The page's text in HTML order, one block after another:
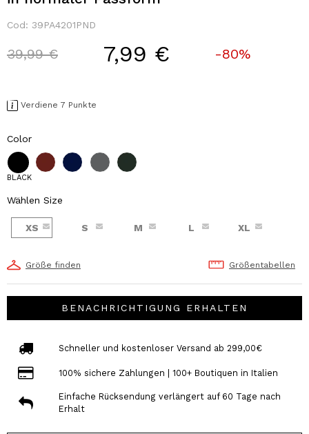
Cod: 39PA4201PND
Price reduced from
39,99 €to 7,99 € -80%
Verdiene 7 Punkte
Color
BLACK
Wählen Size
XS S M L XL
Größe finden Größentabellen
BENACHRICHTIGUNG ERHALTEN
Schneller und kostenloser Versand ab 299,00€
100% sichere Zahlungen | 100+ Boutiquen in Italien
Einfache Rücksendung verlängert auf 60 Tage nach
Erhalt